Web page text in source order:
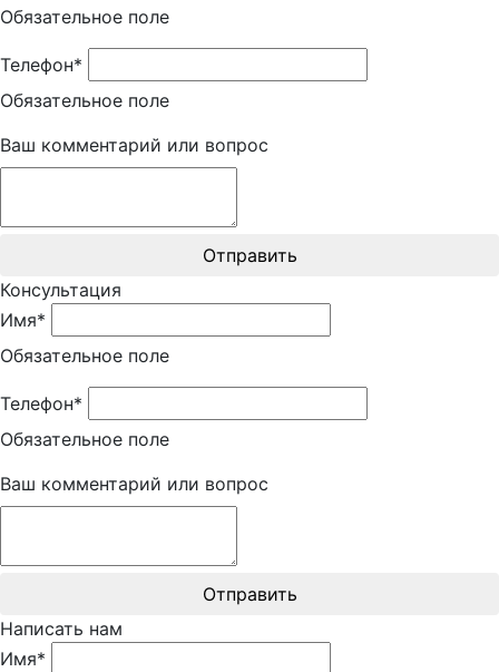
Обязательное поле
Телефон*
Обязательное поле
Ваш комментарий или вопрос
Отправить
Консультация
Имя*
Обязательное поле
Телефон*
Обязательное поле
Ваш комментарий или вопрос
Отправить
Написать нам
Имя*